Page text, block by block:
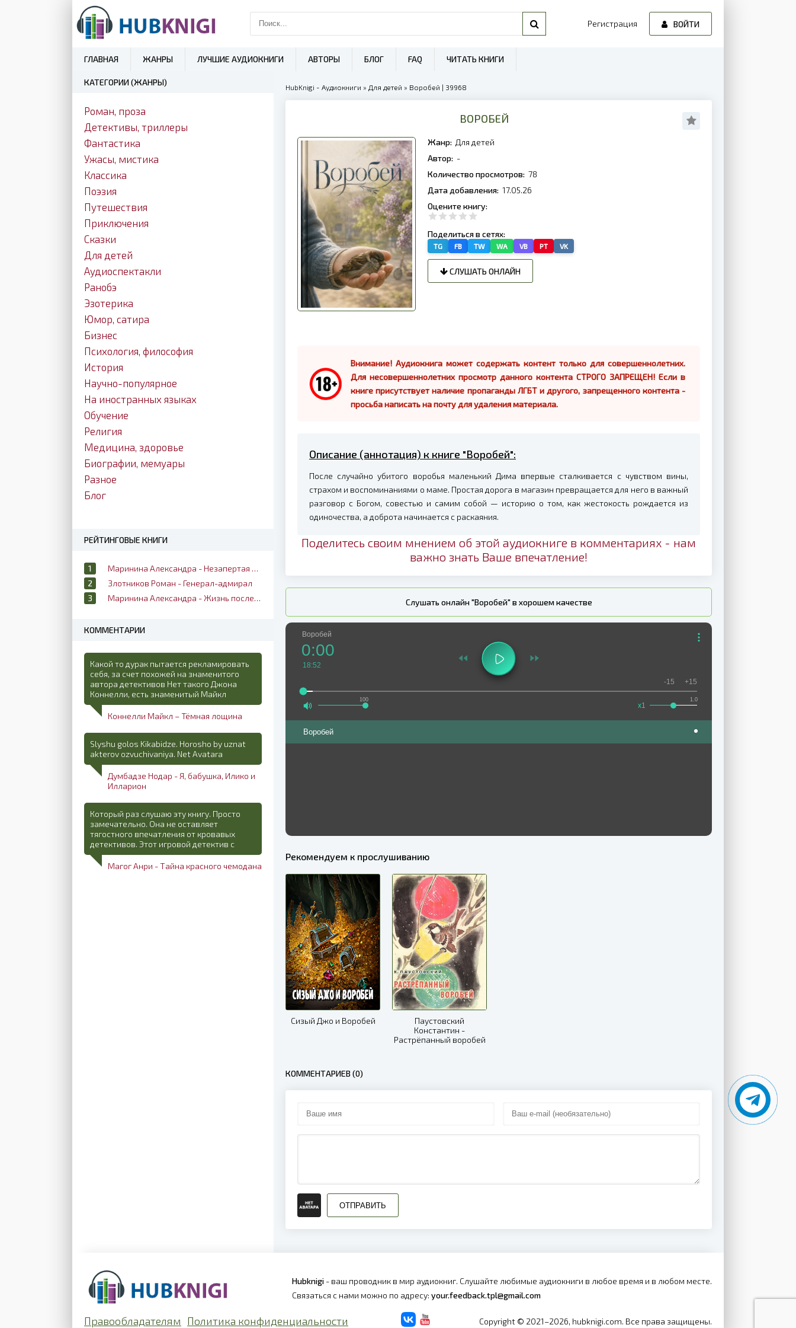
Регистрация ВОЙТИ
ГЛАВНАЯ ЖАНРЫ ЛУЧШИЕ АУДИОКНИГИ АВТОРЫ БЛОГ FAQ ЧИТАТЬ КНИГИ
HubKnigi - Аудиокниги » Для детей » Воробей | 39968
ВОРОБЕЙ
Жанр: Для детей
Автор: -
Количество просмотров: 78
Дата добавления: 17.05.26
Оцените книгу:
Поделиться в сетях:
TG FB TW WA VB PT VK
СЛУШАТЬ ОНЛАЙН
Внимание! Аудиокнига может содержать контент только для совершеннолетних.
Для несовершеннолетних просмотр данного контента СТРОГО ЗАПРЕЩЕН! Если в
книге присутствует наличие пропаганды ЛГБТ и другого, запрещенного контента -
просьба написать на почту для удаления материала.
Описание (аннотация) к книге "Воробей":
После случайно убитого воробья маленький Дима впервые сталкивается с чувством вины,
страхом и воспоминаниями о маме. Простая дорога в магазин превращается для него в важный
разговор с Богом, совестью и самим собой — историю о том, как жестокость рождается из
одиночества, а доброта начинается с раскаяния.
Поделитесь своим мнением об этой аудиокниге в комментариях - нам
важно знать Ваше впечатление!
Слушать онлайн "Воробей" в хорошем качестве
Воробей
100
0:00
18:52
1.0
x1
-15 +15
Воробей
Рекомендуем к прослушиванию
Сизый Джо и Воробей
Паустовский
Константин -
Растрёпанный воробей
КОММЕНТАРИЕВ (0)
ОТПРАВИТЬ
КАТЕГОРИИ (ЖАНРЫ)
Роман, проза
Детективы, триллеры
Фантастика
Ужасы, мистика
Классика
Поэзия
Путешествия
Приключения
Сказки
Для детей
Аудиоспектакли
Ранобэ
Эзотерика
Юмор, сатира
Бизнес
Психология, философия
История
Научно-популярное
На иностранных языках
Обучение
Религия
Медицина, здоровье
Биографии, мемуары
Разное
Блог
РЕЙТИНГОВЫЕ КНИГИ
Маринина Александра - Незапертая дверь
Злотников Роман - Генерал-адмирал
Маринина Александра - Жизнь после жизни
КОММЕНТАРИИ
Какой то дурак пытается рекламировать
себя, за счет похожей на знаменитого
автора детективов Нет такого Джона
Коннелли, есть знаменитый Майкл
Коннелли Майкл – Тёмная лощина
Slyshu golos Kikabidze. Horosho by uznat
akterov ozvuchivaniya. Net Avatara
Думбадзе Нодар - Я, бабушка, Илико и
Илларион
Который раз слушаю эту книгу. Просто
замечательно. Она не оставляет
тягостного впечатления от кровавых
детективов. Этот игровой детектив с
Магог Анри - Тайна красного чемодана
Hubknigi - ваш проводник в мир аудиокниг. Слушайте любимые аудиокниги в любое время и в любом месте.
Связаться с нами можно по адресу: your.feedback.tpl@gmail.com
Правообладателям Политика конфиденциальности Copyright © 2021–2026, hubknigi.com. Все права защищены.